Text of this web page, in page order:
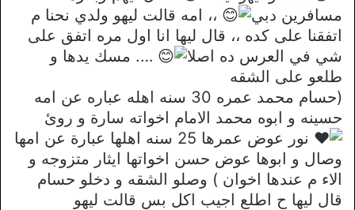
مسافرين دبي
،، امه قالت ليهو ولدي نحنا م
اتفقنا على كده ،، قال ليها انا اول مره اتفق على
شي في العرس ده اصلا
…. مسك يدها و
طلعو على الشقه
(حسام محمد عمره 30 سنه اهله عباره عن امه
حسينه و ابوه محمد الامام اخواته سارة و روئ
نور عوض عمرها 25 سنه اهلها عبارة عن امها
وصال و ابوها عوض حسن اخواتها ايثار متزوجه و
الاء م عندها اخوان ) وصلو الشقه و دخلو حسام
قال ليها ح اطلع اجيب اكل بس قالت ليهو